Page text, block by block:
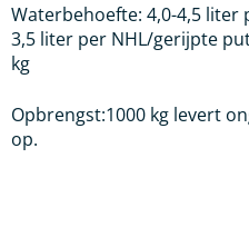
Waterbehoefte: 4,0-4,5 liter
3,5 liter per NHL/gerijpte
kg
Opbrengst:1000 kg levert
op.